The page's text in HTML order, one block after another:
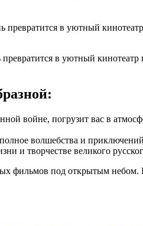
в уютный
войне, погрузит вас в
волшебства и
и творчестве великого
под открытым небом.